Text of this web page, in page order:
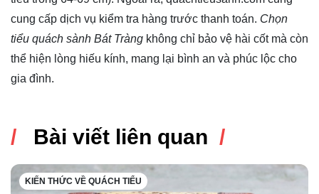
cung cấp dịch vụ kiểm tra hàng trước thanh toán. Chọn
tiểu quách sành Bát Tràng không chỉ bảo vệ hài cốt mà còn
thể hiện lòng hiếu kính, mang lại bình an và phúc lộc cho
gia đình.
Bài viết liên quan
KIẾN THỨC VỀ QUÁCH TIỂU